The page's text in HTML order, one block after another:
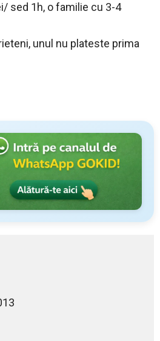
sed 1h, o familie cu 3-4
unul nu plateste prima